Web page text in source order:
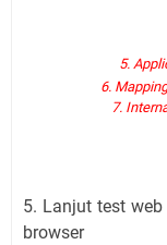
5.
6.
7.
5. Lanjut test
browser